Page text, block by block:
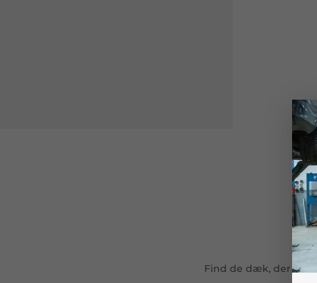
Find de dæk, der